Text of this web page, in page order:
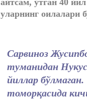
уларнинг оилалари
Сарвиноз
туманидан
йиллар
томорқасида